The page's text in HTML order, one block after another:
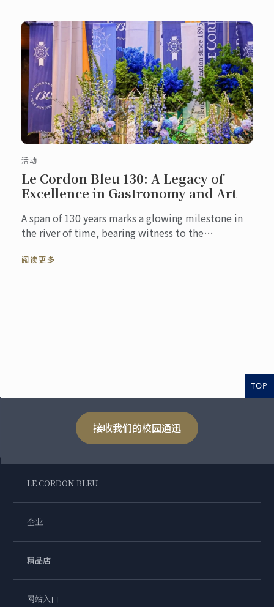
活动
Le Cordon Bleu 130: A Legacy of
Excellence in Gastronomy and Art
A span of 130 years marks a glowing milestone in
the river of time, bearing witness to the
this pivotal ...
阅读更多
TOP
接收我们的校园通迅
LE CORDON BLEU
企业
精品店
网站入口